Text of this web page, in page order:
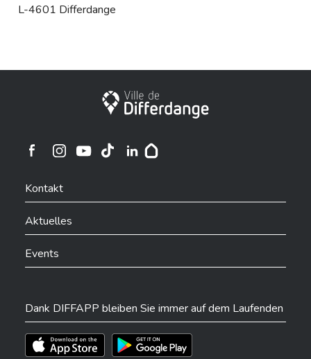
L-4601 Differdange
Stadt Differdingen
Ville de Differdange sur Instagram
Kontakt
Aktuelles
Events
Dank DIFFAPP bleiben Sie immer auf dem Laufenden
Téléchargez l'app sur l'App StoreTéléchargez l'app sur Play Store